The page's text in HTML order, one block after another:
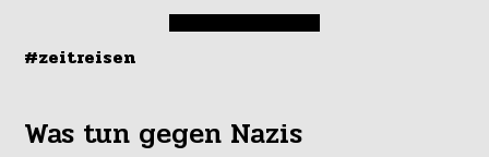
#zeitreisen
Was tun gegen Nazis